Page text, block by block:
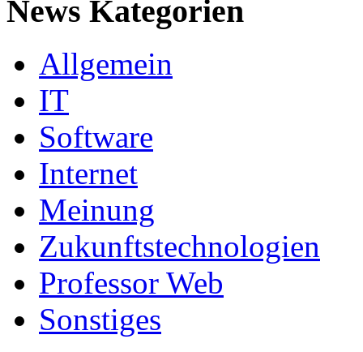
News Kategorien
Allgemein
IT
Software
Internet
Meinung
Zukunftstechnologien
Professor Web
Sonstiges